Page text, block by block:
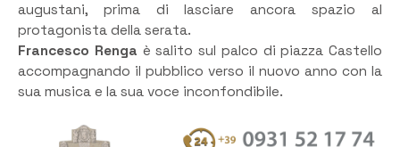
augustani, prima di lasciare ancora spazio al
protagonista della serata.
Francesco Renga è salito sul palco di piazza Castello
accompagnando il pubblico verso il nuovo anno con la
sua musica e la sua voce inconfondibile.